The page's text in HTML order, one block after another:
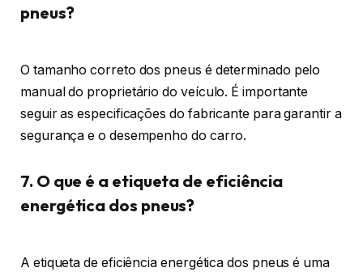
pneus?
O tamanho correto dos pneus é determinado pelo
manual do proprietário do veículo. É importante
seguir as especificações do fabricante para garantir a
segurança e o desempenho do carro.
7. O que é a etiqueta de eficiência
energética dos pneus?
A etiqueta de eficiência energética dos pneus é uma